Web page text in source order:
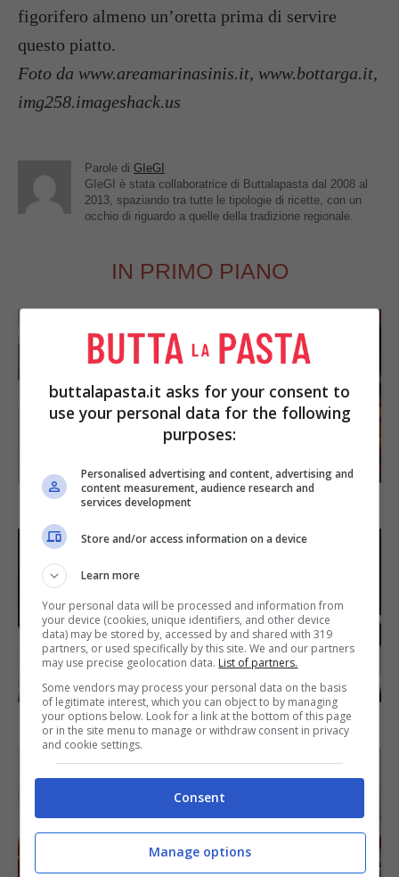
figorifero almeno un’oretta prima di servire
questo piatto.
Foto da www.areamarinasinis.it, www.bottarga.it,
img258.imageshack.us
Parole di GIeGI
GIeGI è stata collaboratrice di Buttalapasta dal 2008 al
2013, spaziando tra tutte le tipologie di ricette, con un
occhio di riguardo a quelle della tradizione regionale.
IN PRIMO PIANO
Arista di maiale al latte
Torta di mele e cioccolato
buttalapasta.it asks for your consent to
use your personal data for the following
purposes:
Personalised advertising and content, advertising and
content measurement, audience research and
services development
Store and/or access information on a device
Learn more
Your personal data will be processed and information from
your device (cookies, unique identifiers, and other device
data) may be stored by, accessed by and shared with 319
partners, or used specifically by this site. We and our partners
may use precise geolocation data. List of partners.
Some vendors may process your personal data on the basis
of legitimate interest, which you can object to by managing
your options below. Look for a link at the bottom of this page
or in the site menu to manage or withdraw consent in privacy
and cookie settings.
Consent
Manage options